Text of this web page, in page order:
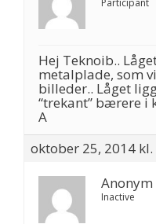
Hej Teknoib..
metalplade, som
billeder.. Låget
“trekant” bærere i
A
oktober 25, 2014 kl.
Anonym
Inactive